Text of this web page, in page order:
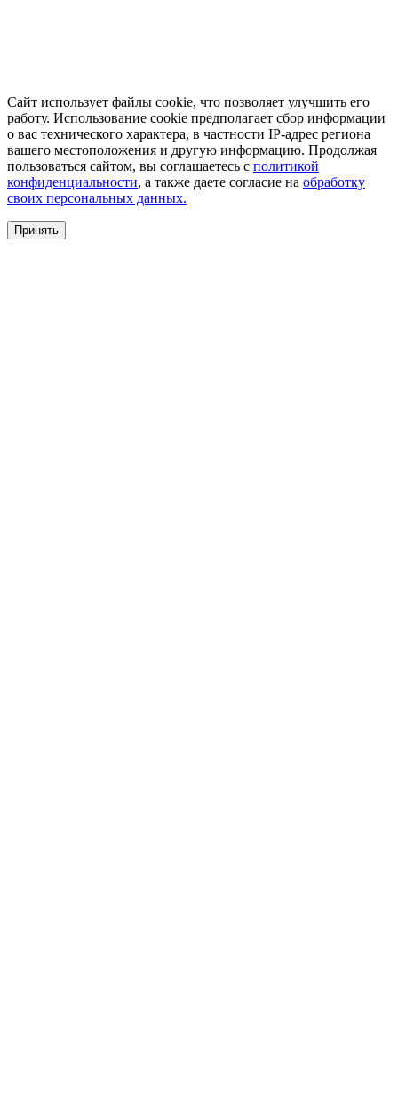
Сайт использует файлы cookie, что позволяет улучшить его
работу. Использование cookie предполагает сбор информации
о вас технического характера, в частности IP-адрес региона
вашего местоположения и другую информацию. Продолжая
пользоваться сайтом, вы соглашаетесь с политикой
конфиденциальности, а также даете согласие на обработку
своих персональных данных.
Принять